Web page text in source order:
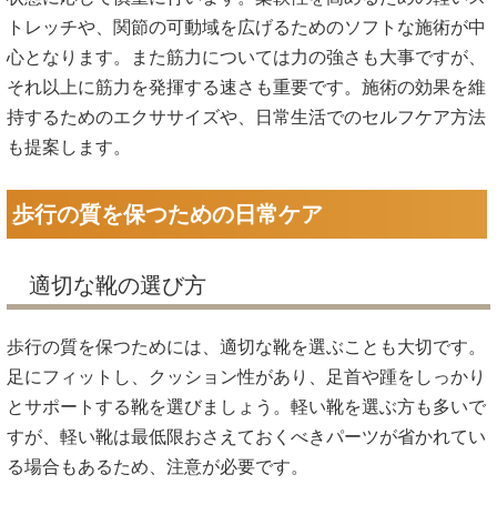
トレッチや、関節の可動域を広げるためのソフトな施術が中
心となります。また筋力については力の強さも大事ですが、
それ以上に筋力を発揮する速さも重要です。施術の効果を維
持するためのエクササイズや、日常生活でのセルフケア方法
も提案します。
歩行の質を保つための日常ケア
適切な靴の選び方
歩行の質を保つためには、適切な靴を選ぶことも大切です。
足にフィットし、クッション性があり、足首や踵をしっかり
とサポートする靴を選びましょう。軽い靴を選ぶ方も多いで
すが、軽い靴は最低限おさえておくべきパーツが省かれてい
る場合もあるため、注意が必要です。